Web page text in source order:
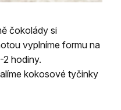
čokolády si
vyplníme formu na
hodiny.
kokosové tyčinky